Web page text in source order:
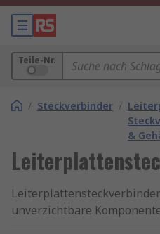
Teile-Nr.
/ Steckverbinder /
&
unverzichtbare